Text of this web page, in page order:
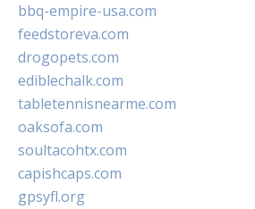
bbq-empire-usa.com
feedstoreva.com
drogopets.com
ediblechalk.com
tabletennisnearme.com
oaksofa.com
soultacohtx.com
capishcaps.com
gpsyfl.org